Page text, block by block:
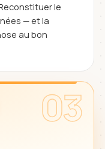
le
— et la
au bon
03